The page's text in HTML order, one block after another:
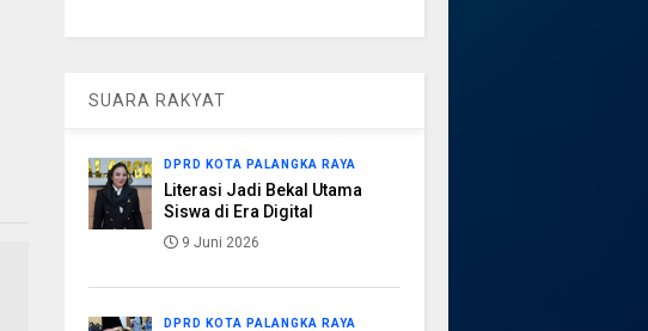
SUARA RAKYAT
DPRD KOTA PALANGKA RAYA
Literasi Jadi Bekal Utama
Siswa di Era Digital
9 Juni 2026
DPRD KOTA PALANGKA RAYA